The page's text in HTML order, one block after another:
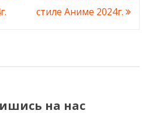
стиле Аниме 2024г.
на нас